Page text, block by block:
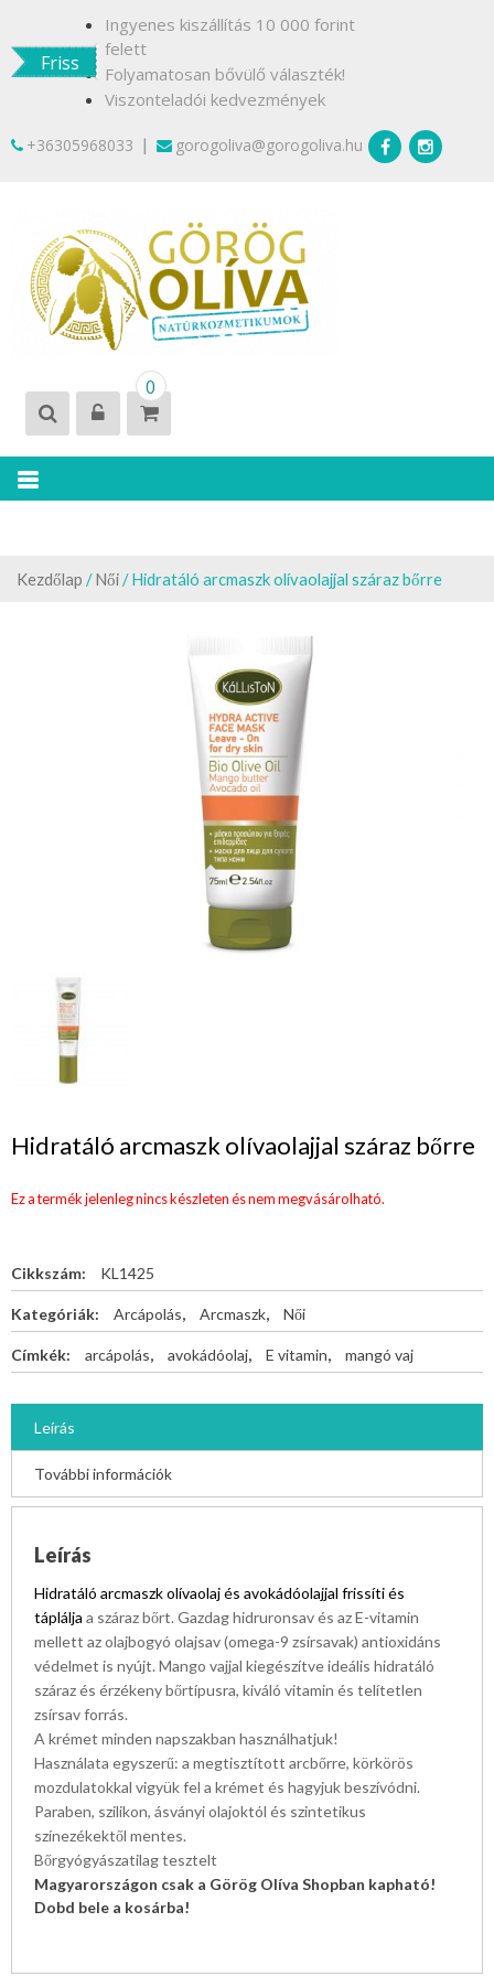
contentFriss
Ingyenes kiszállítás 10 000 forint
felett
Folyamatosan bővülő választék!
Viszonteladói kedvezmények
+36305968033 | gorogoliva@gorogoliva.hu
0
Kezdőlap /Női/ Hidratáló arcmaszk olívaolajjal száraz bőrre
Hidratáló arcmaszk olívaolajjal száraz bőrre
Ez a termék jelenleg nincs készleten és nem megvásárolható.
Cikkszám: KL1425
Kategóriák: Arcápolás, Arcmaszk, Női
Címkék: arcápolás, avokádóolaj, E vitamin, mangó vaj
Leírás
További információk
Leírás
Hidratáló arcmaszk olívaolaj és avokádóolajjal frissíti és
táplálja a száraz bőrt. Gazdag hidruronsav és az E-vitamin
mellett az olajbogyó olajsav (omega-9 zsírsavak) antioxidáns
védelmet is nyújt. Mango vajjal kiegészítve ideális hidratáló
száraz és érzékeny bőrtípusra, kiváló vitamin és telítetlen
zsírsav forrás.
A krémet minden napszakban használhatjuk!
Használata egyszerű: a megtisztított arcbőrre, körkörös
mozdulatokkal vigyük fel a krémet és hagyjuk beszívódni.
Paraben, szilikon, ásványi olajoktól és szintetikus
színezékektől mentes.
Bőrgyógyászatilag tesztelt
Magyarországon csak a Görög Olíva Shopban kapható!
Dobd bele a kosárba!